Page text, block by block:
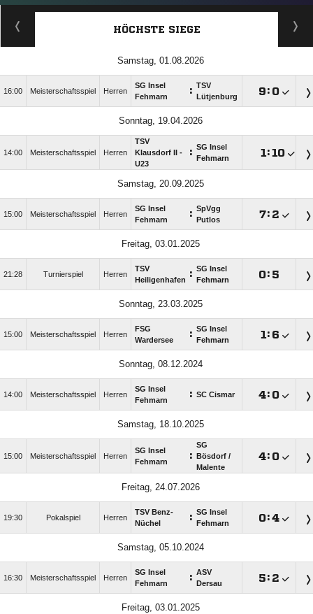
HÖCHSTE SIEGE
Samstag, 01.08.2026
16:00 Meisterschaftsspiel Herren
SG Insel
Fehmarn
: TSV
Lütjenburg
: 
Sonntag, 19.04.2026
14:00 Meisterschaftsspiel Herren
TSV
Klausdorf II -
U23
: SG Insel
Fehmarn
:
Samstag, 20.09.2025
15:00 Meisterschaftsspiel Herren
SG Insel
Fehmarn
: SpVgg
Putlos
: 
Freitag, 03.01.2025
21:28 Turnierspiel Herren
TSV
Heiligenhafen : SG Insel
Fehmarn
: 
Sonntag, 23.03.2025
15:00 Meisterschaftsspiel Herren
FSG
Wardersee
: SG Insel
Fehmarn
: 
Sonntag, 08.12.2024
14:00 Meisterschaftsspiel Herren
SG Insel
Fehmarn
: SC Cismar : 
Samstag, 18.10.2025
15:00 Meisterschaftsspiel Herren
SG Insel
Fehmarn
:
SG
Bösdorf /​
Malente
: 
Freitag, 24.07.2026
19:30 Pokalspiel Herren
TSV Benz-
Nüchel
: SG Insel
Fehmarn
:
Samstag, 05.10.2024
16:30 Meisterschaftsspiel Herren
SG Insel
Fehmarn
: ASV
Dersau
: 
Freitag, 03.01.2025